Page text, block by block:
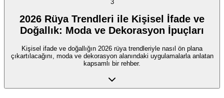
3
2026 Rüya Trendleri ile Kişisel İfade ve
Doğallık: Moda ve Dekorasyon İpuçları
Kişisel ifade ve doğallığın 2026 rüya trendleriyle nasıl ön plana
çıkartılacağını, moda ve dekorasyon alanındaki uygulamalarla anlatan
kapsamlı bir rehber.